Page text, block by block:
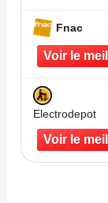
Fnac
Electrodepot